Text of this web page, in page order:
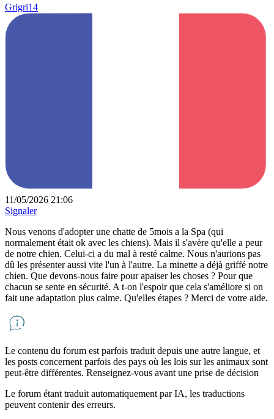
Grigri14
11/05/2026 21:06
Signaler
Nous venons d'adopter une chatte de 5mois a la Spa (qui
normalement était ok avec les chiens). Mais il s'avère qu'elle a peur
de notre chien. Celui-ci a du mal à resté calme. Nous n'aurions pas
dû les présenter aussi vite l'un à l'autre. La minette a déjà griffé notre
chien. Que devons-nous faire pour apaiser les choses ? Pour que
chacun se sente en sécurité. A t-on l'espoir que cela s'améliore si on
fait une adaptation plus calme. Qu'elles étapes ? Merci de votre aide.
Le contenu du forum est parfois traduit depuis une autre langue, et
les posts concernent parfois des pays où les lois sur les animaux sont
peut-être différentes. Renseignez-vous avant une prise de décision
Le forum étant traduit automatiquement par IA, les traductions
peuvent contenir des erreurs.